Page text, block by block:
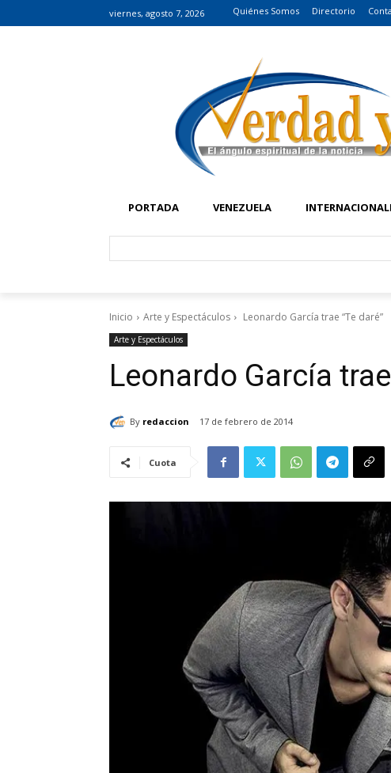
viernes, agosto 7, 2026 Quiénes Somos Directorio
PORTADA VENEZUELA
Inicio Arte y Espectáculos Leonardo García trae “Te daré”
Arte y Espectáculos
Leonardo García trae
By redaccion 17 de febrero de 2014
Cuota